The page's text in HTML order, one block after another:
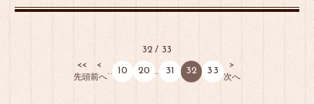
32 / 33
<<
先頭
<
前へ
.. 10 20 .. 31 32 33
>
次へ